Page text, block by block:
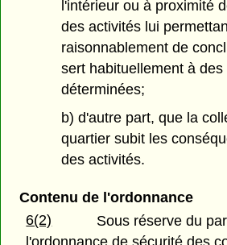
l'intérieur ou à proximité
des activités lui
raisonnablement de
sert habituellement à des
déterminées;
b) d'autre part, que la
quartier subit les
des activités.
Contenu de l'ordonnance
6(2)
Sous réserve du